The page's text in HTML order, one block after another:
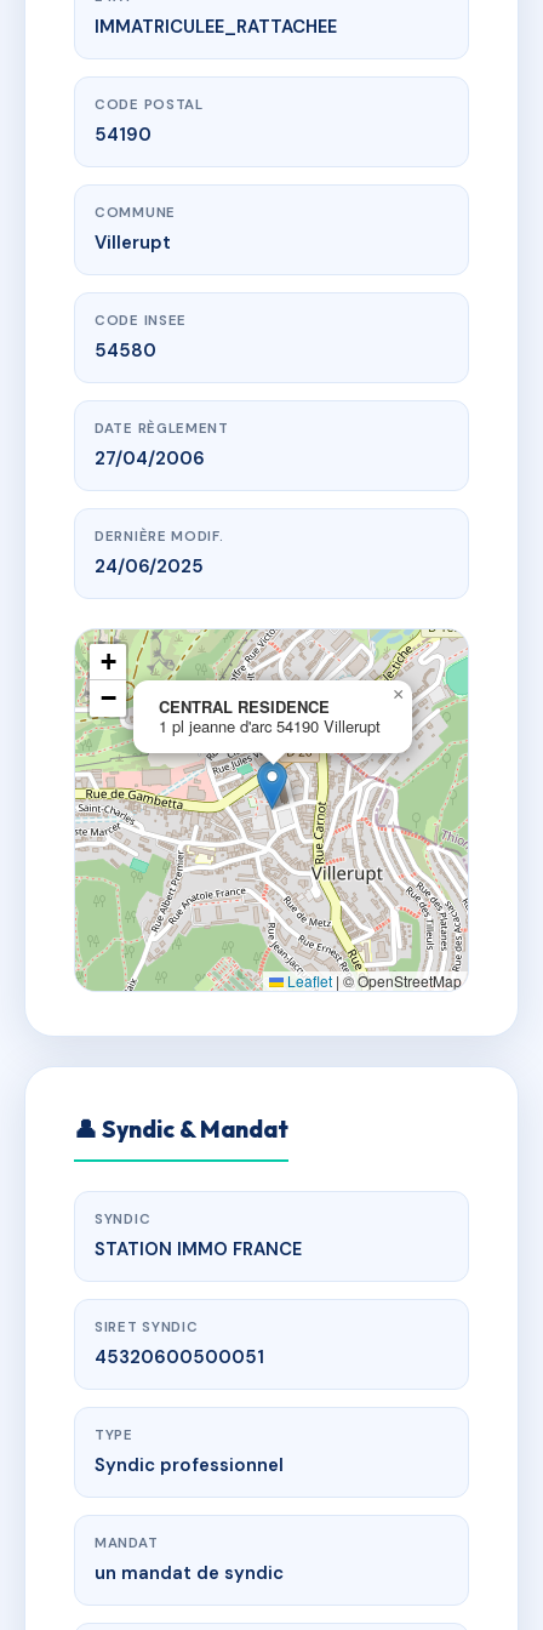
www.vme.plus/AC6576763
CENTRAL RESIDENCE
1 pl jeanne d'arc
IMMATRICULEE_RATTACHEE
CODE POSTAL
54190
COMMUNE
Villerupt
CODE INSEE
54580
DATE RÈGLEMENT
27/04/2006
DERNIÈRE MODIF.
24/06/2025
CENTRAL RESIDENCE
1 pl jeanne d'arc 54190 Villerupt
×
+
−
Leaflet | © OpenStreetMap
👤 Syndic & Mandat
SYNDIC
STATION IMMO FRANCE
SIRET SYNDIC
45320600500051
TYPE
Syndic professionnel
MANDAT
un mandat de syndic